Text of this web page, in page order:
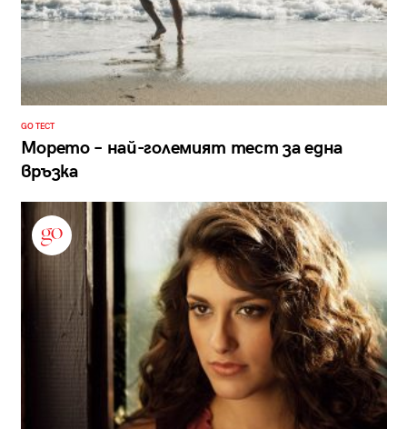
GO ТЕСТ
Морето – най-големият тест за една
връзка